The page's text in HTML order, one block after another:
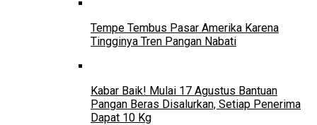
Tempe Tembus Pasar Amerika Karena
Tingginya Tren Pangan Nabati
Kabar Baik! Mulai 17 Agustus Bantuan
Pangan Beras Disalurkan, Setiap Penerima
Dapat 10 Kg